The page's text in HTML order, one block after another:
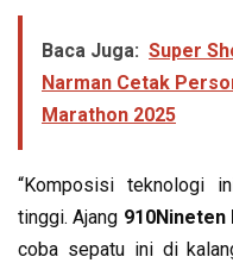
Baca Juga: Super
Narman Cetak
Marathon 2025
“Komposisi teknologi
tinggi. Ajang 910Nineten
coba sepatu ini di